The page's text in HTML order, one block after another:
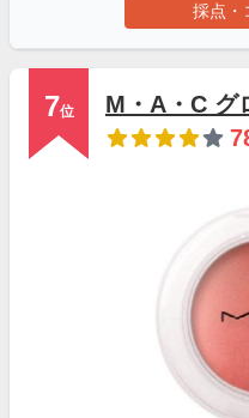
採点・
7位
M・A・C グ